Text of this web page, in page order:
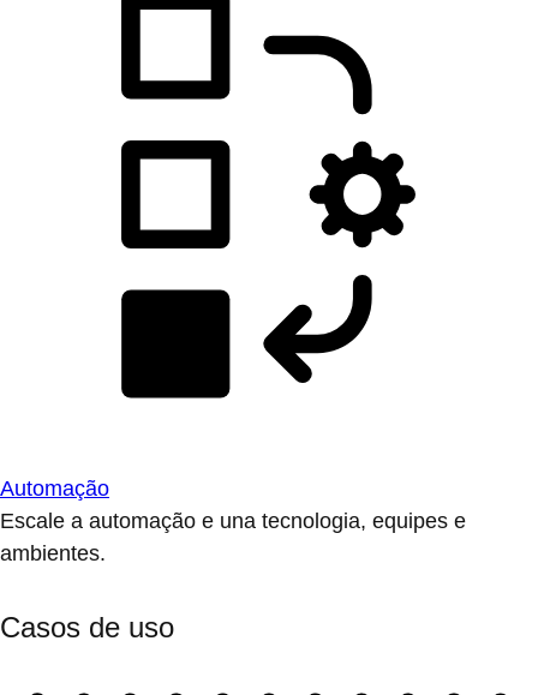
Automação
Escale a automação e una tecnologia, equipes e
ambientes.
Casos de uso